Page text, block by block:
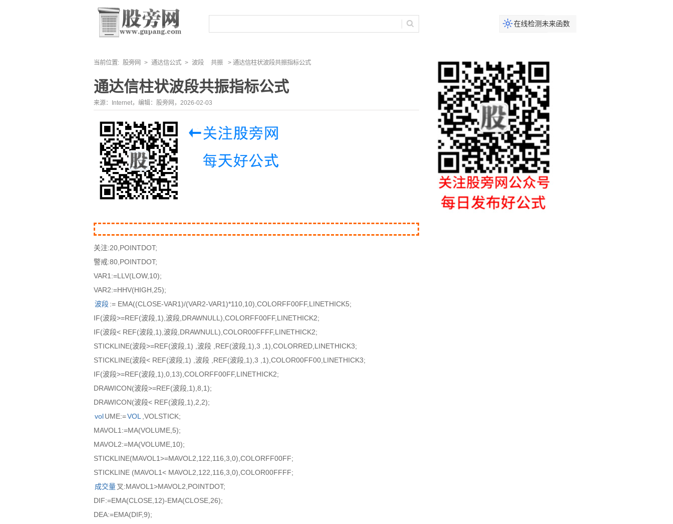
在线检测未来函数
当前位置: 股旁网 > 通达信公式 > 波段 共振 > 通达信柱状波段共振指标公式
通达信柱状波段共振指标公式
来源：Internet，编辑：股旁网，2026-02-03
关注:20,POINTDOT;
警戒:80,POINTDOT;
VAR1:=LLV(LOW,10);
VAR2:=HHV(HIGH,25);
波段:= EMA((CLOSE-VAR1)/(VAR2-VAR1)*110,10),COLORFF00FF,LINETHICK5;
IF(波段>=REF(波段,1),波段,DRAWNULL),COLORFF00FF,LINETHICK2;
IF(波段< REF(波段,1),波段,DRAWNULL),COLOR00FFFF,LINETHICK2;
STICKLINE(波段>=REF(波段,1) ,波段 ,REF(波段,1),3 ,1),COLORRED,LINETHICK3;
STICKLINE(波段< REF(波段,1) ,波段 ,REF(波段,1),3 ,1),COLOR00FF00,LINETHICK3;
IF(波段>=REF(波段,1),0,13),COLORFF00FF,LINETHICK2;
DRAWICON(波段>=REF(波段,1),8,1);
DRAWICON(波段< REF(波段,1),2,2);
volUME:=VOL
,VOLSTICK;
MAVOL1:=MA(VOLUME,5);
MAVOL2:=MA(VOLUME,10);
STICKLINE(MAVOL1>=MAVOL2,122,116,3,0),COLORFF00FF;
STICKLINE (MAVOL1< MAVOL2,122,116,3,0),COLOR00FFFF;
成交量叉:MAVOL1>MAVOL2,POINTDOT;
DIF:=EMA(CLOSE,12)-EMA(CLOSE,26);
DEA:=EMA(DIF,9);